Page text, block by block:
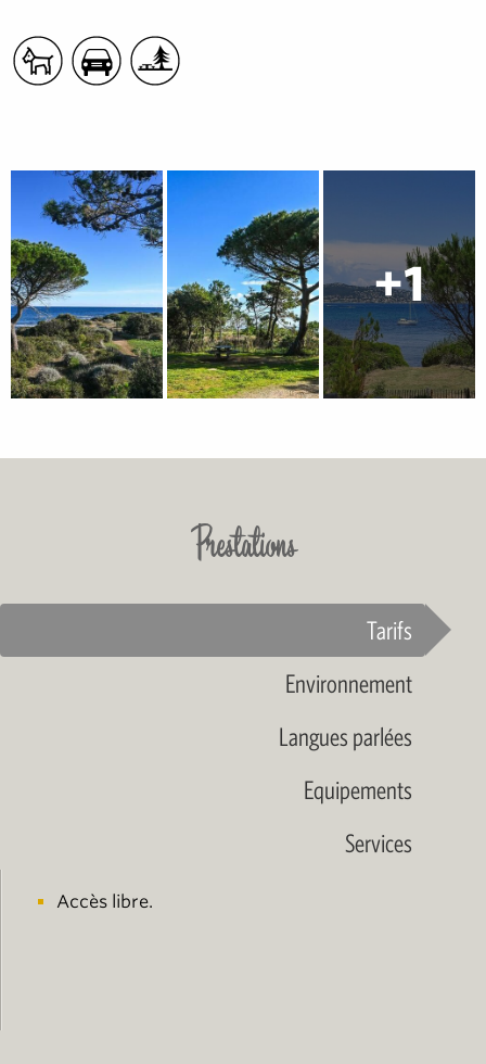
Prestations
Tarifs
Environnement
Langues parlées
Equipements
Services
Accès libre.